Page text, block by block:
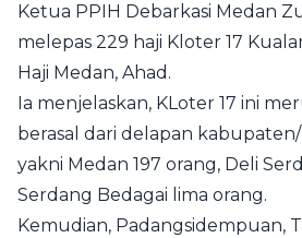
Ketua PPIH Debarkasi Medan
melepas 229 haji Kloter 17
Haji Medan, Ahad.
Ia menjelaskan, KLoter 17 ini
berasal dari delapan
yakni Medan 197 orang, Deli
Serdang Bedagai lima orang.
Kemudian, Padangsidempuan,